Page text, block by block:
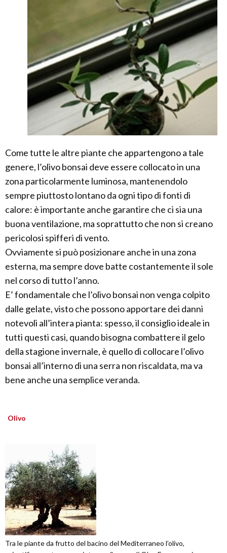
Come tutte le altre piante che appartengono a tale
genere, l’olivo bonsai deve essere collocato in una
zona particolarmente luminosa, mantenendolo
sempre piuttosto lontano da ogni tipo di fonti di
calore: è importante anche garantire che ci sia una
buona ventilazione, ma soprattutto che non si creano
pericolosi spifferi di vento.
Ovviamente si può posizionare anche in una zona
esterna, ma sempre dove batte costantemente il sole
nel corso di tutto l’anno.
E’ fondamentale che l’olivo bonsai non venga colpito
dalle gelate, visto che possono apportare dei danni
notevoli all’intera pianta: spesso, il consiglio ideale in
tutti questi casi, quando bisogna combattere il gelo
della stagione invernale, è quello di collocare l’olivo
bonsai all’interno di una serra non riscaldata, ma va
bene anche una semplice veranda.
Olivo
Tra le piante da frutto del bacino del Mediterraneo l’olivo,